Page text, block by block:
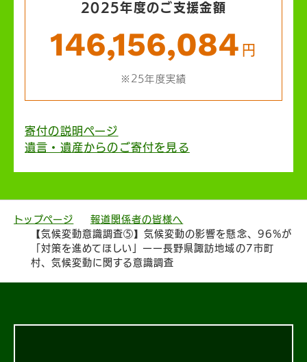
2025年度のご支援金額
146,156,084 円
※25年度実績
寄付の説明ページ
遺言・遺産からのご寄付を見る
トップページ
報道関係者の皆様へ
【気候変動意識調査⑤】気候変動の影響を懸念、96%が
「対策を進めてほしい」ーー長野県諏訪地域の7市町
村、気候変動に関する意識調査